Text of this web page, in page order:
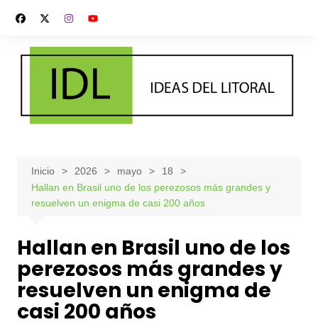
contenido
Inicio 2026 mayo
18
Hallan en Brasil uno de los perezosos más grandes y
resuelven un enigma de casi 200 años
Hallan en Brasil uno de los
perezosos más grandes y
resuelven un enigma de
casi 200 años